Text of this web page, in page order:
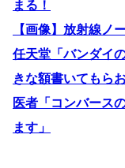
まる！
【画像】放射線ノ
任天堂「バンダイ
きな額書いてもら
医者「コンバース
ます」